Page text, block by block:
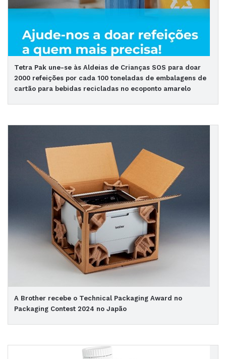
Tetra Pak une-se às Aldeias de Crianças SOS para doar
2000 refeições por cada 100 toneladas de embalagens de
cartão para bebidas recicladas no ecoponto amarelo
A Brother recebe o Technical Packaging Award no
Packaging Contest 2024 no Japão